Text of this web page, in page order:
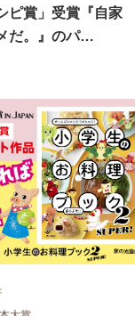
ピ賞」受賞『自家
だ。』のパ…